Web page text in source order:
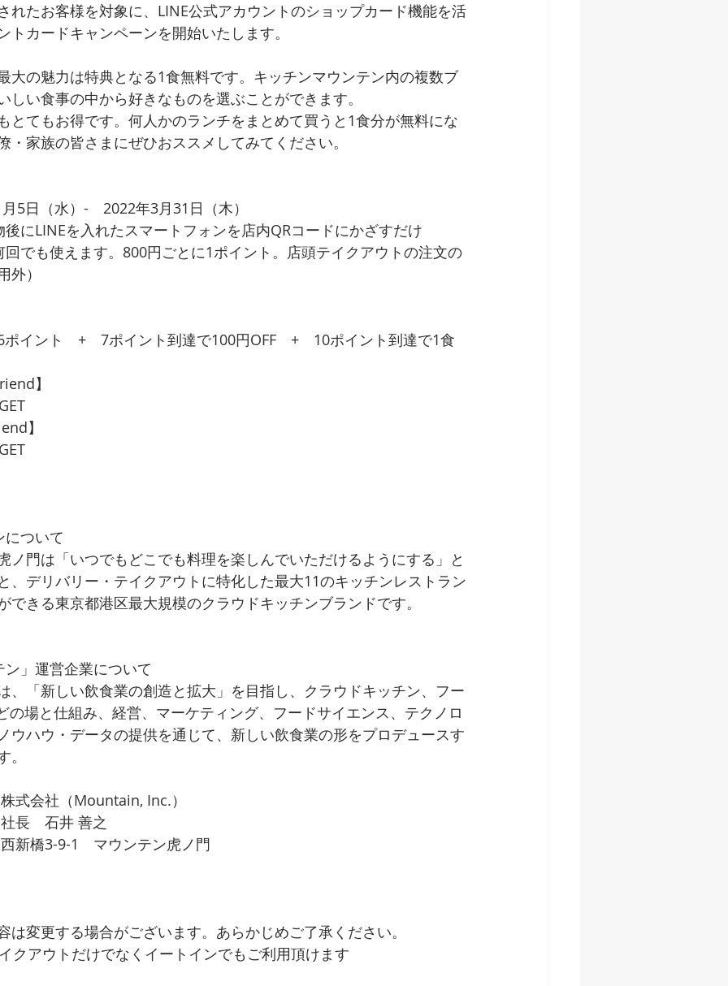
れたお客様を対象に、LINE公式アカウントのショップカード機能を活
トカードキャンペーンを開始いたします。
大の魅力は特典となる1食無料です。キッチンマウンテン内の複数ブ
しい食事の中から好きなものを選ぶことができます。
とてもお得です。何人かのランチをまとめて買うと1食分が無料にな
・家族の皆さまにぜひおススメしてみてください。
5日（水）-　2022年3月31日（木）
にLINEを入れたスマートフォンを店内QRコードにかざすだけ
でも使えます。800円ごとに1ポイント。店頭テイクアウトの注文の
外）
イント　+　7ポイント到達で100円OFF　+　10ポイント到達で1食
】
】
について
ノ門は「いつでもどこでも料理を楽しんでいただけるようにする」と
、デリバリー・テイクアウトに特化した最大11のキッチンレストラン
できる東京都港区最大規模のクラウドキッチンブランドです。
」運営企業について
、「新しい飲食業の創造と拡大」を目指し、クラウドキッチン、フー
の場と仕組み、経営、マーケティング、フードサイエンス、テクノロ
ウハウ・データの提供を通じて、新しい飲食業の形をプロデュースす
式会社（Mountain, Inc.）
長　石井 善之
新橋3-9-1　マウンテン虎ノ門
変更する場合がございます。あらかじめご了承ください。
クアウトだけでなくイートインでもご利用頂けます